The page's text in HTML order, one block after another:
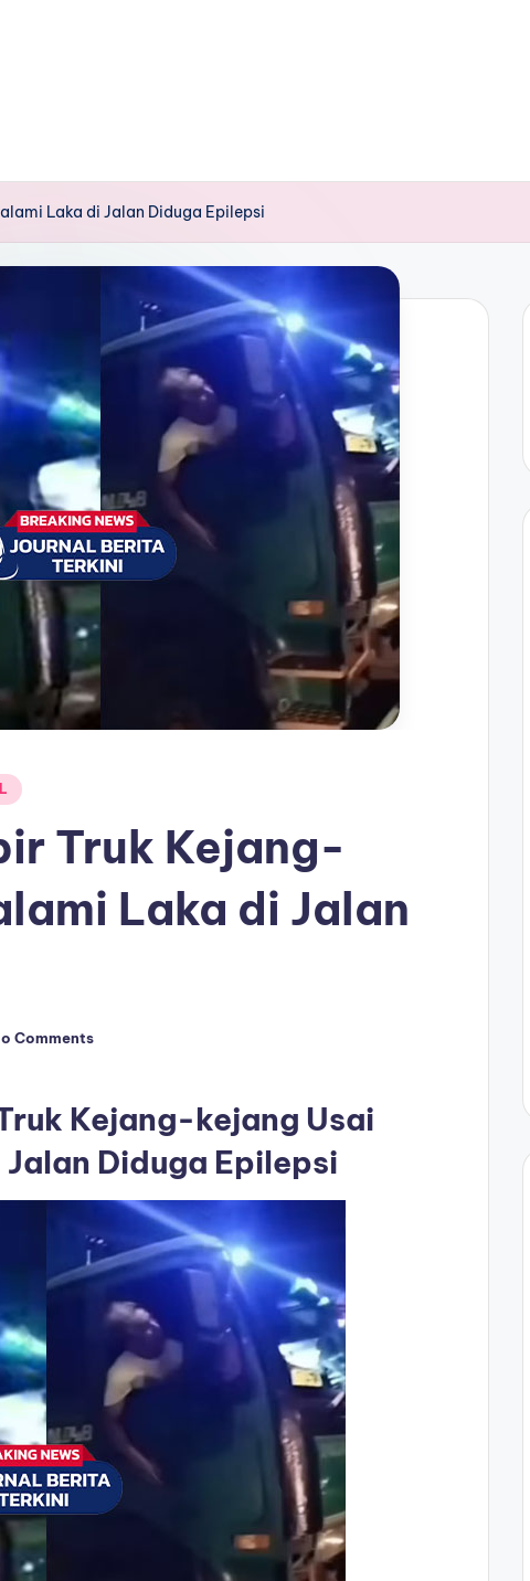
Laka di Jalan Diduga Epilepsi
Truk Kejang-
Laka di Jalan
Comments
Kejang-kejang Usai
Diduga Epilepsi